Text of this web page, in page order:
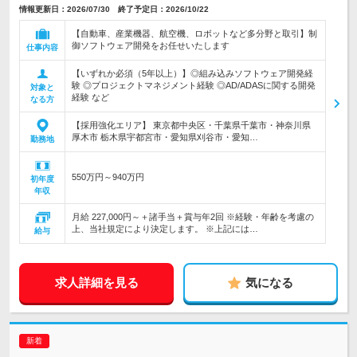
情報更新日：2026/07/30 終了予定日：2026/10/22
仕事内容
【自動車、産業機器、航空機、ロボットなど多分野と取引】制
御ソフトウェア開発をお任せいたします
対象と
なる方
【いずれか必須（5年以上）】◎組み込みソフトウェア開発経
験 ◎プロジェクトマネジメント経験 ◎AD/ADASに関する開発
経験 など
勤務地
【採用強化エリア】 東京都中央区・千葉県千葉市・神奈川県
厚木市 栃木県宇都宮市・愛知県刈谷市・愛知…
初年度
年収
550万円～940万円
給与
月給 227,000円～＋諸手当＋賞与年2回 ※経験・年齢を考慮の
上、当社規定により決定します。 ※上記には…
求人詳細を見る 気になる